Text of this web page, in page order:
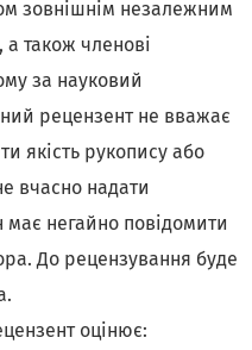
зовнішнім незалежним
також членові
за науковий
рецензент не вважає
якість рукопису або
вчасно надати
має негайно повідомити
До рецензування буде
оцінює: